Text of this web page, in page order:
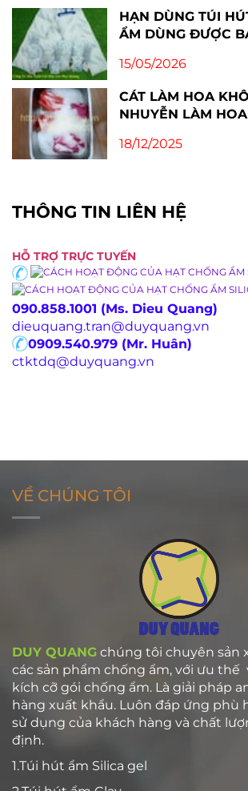
HẠN DÙNG TÚI
ẨM DÙNG ĐƯỢC
15/05/2026
CÁT LÀM HOA
NHUYỄN LÀM
18/12/2025
THÔNG TIN LIÊN HỆ
HỖ TRỢ TRỰC TUYẾN
090.858.1001 (Ms. Dieu Quang)
dieuquang.tran@duyquang.vn
0909.540.979 (Mr. Huân)
ctktdq@duyquang.vn
VỀ CHÚNG TÔI
DUY QUANG chúng tôi chuyên sản
các sản phẩm chống ẩm, với ưu thế
kích cỡ gói chống ẩm. Là giải pháp
hàng xuất khẩu. Luôn đáp ứng phù
sử dụng của khách hàng và chất
định.
1.Túi hút ẩm Silica gel